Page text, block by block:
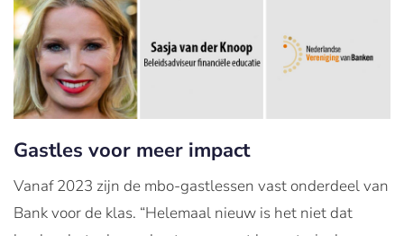
Gastles voor meer impact
Vanaf 2023 zijn de mbo-gastlessen vast onderdeel van
Bank voor de klas. “Helemaal nieuw is het niet dat